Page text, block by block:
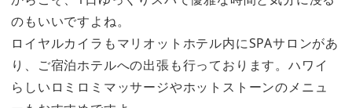
のもいいですよね。
ロイヤルカイラもマリオットホテル内にSPAサロンがあ
り、ご宿泊ホテルへの出張も行っております。ハワイ
らしいロミロミマッサージやホットストーンのメニュ